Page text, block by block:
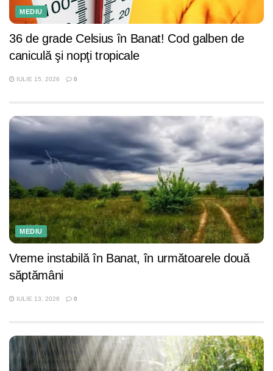
MEDIU
36 de grade Celsius în Banat! Cod galben de
caniculă şi nopţi tropicale
IULIE 15, 2026 0
MEDIU
Vreme instabilă în Banat, în următoarele două
săptămâni
IULIE 13, 2026 0